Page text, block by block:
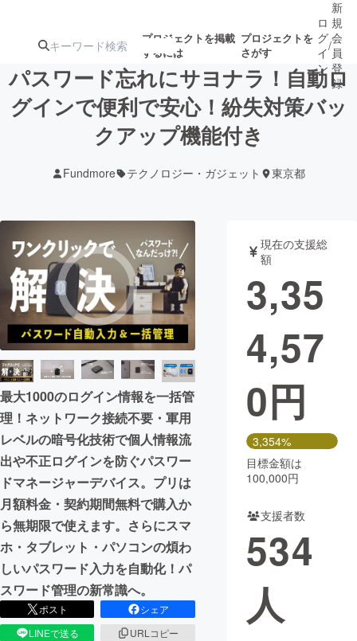
プロジェクトを掲載
するには
プロジェクトを
さがす
注目のリ 注目の新着プロ募集終了が近いプ
テクノロジー・ガジェット
映像・映画 書籍・雑誌
ビジネス・起業 チャレンジ
まちづくり・地域活性化
CAMPFIRE for Social Good
CAMPFIRE Creation
CAMPFIREふるさと納税machi-ya コミュニティ
ロ
グ
イ
ン
/
新
規
会
員
登
録
パスワード忘れにサヨナラ！自動ロ
グインで便利で安心！紛失対策バッ
クアップ機能付き
Fundmore テクノロジー・ガジェット 東京都
最大1000のログイン情報を一括管
理！ネットワーク接続不要・軍用
レベルの暗号化技術で個人情報流
出や不正ログインを防ぐパスワー
ドマネージャーデバイス。プリは
月額料金・契約期間無料で購入か
ら無期限で使えます。さらにスマ
ホ・タブレット・パソコンの煩わ
しいパスワード入力を自動化！パ
スワード管理の新常識へ。
ポスト
シェア
LINEで送る
URLコピー
現在の支援総
額
3,35
4,57
0円
3,354%
目標金額は
100,000円
支援者数
534
人